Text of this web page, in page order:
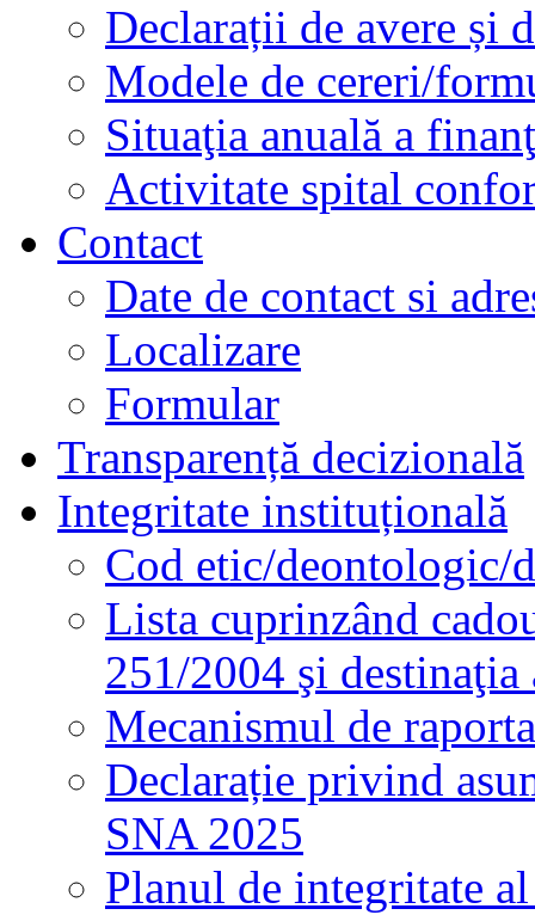
Declarații de avere și
Modele de cereri/
Situaţia anuală a
Activitate spital
Contact
Date de contact si
Localizare
Formular
Transparență decizională
Integritate instituțională
Cod etic/deontologic/
Lista cuprinzând
251/2004 şi destinaţia
Mecanismul de
Declarație privind
SNA 2025
Planul de integritate